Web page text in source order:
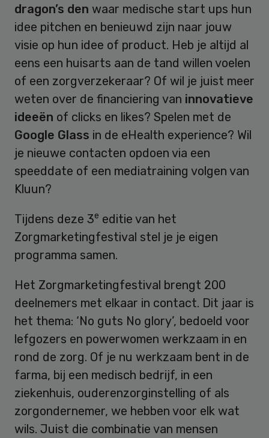
dragon’s den waar medische start ups hun
idee pitchen en benieuwd zijn naar jouw
visie op hun idee of product. Heb je altijd al
eens een huisarts aan de tand willen voelen
of een zorgverzekeraar? Of wil je juist meer
weten over de financiering van innovatieve
ideeën of clicks en likes? Spelen met de
Google Glass in de eHealth experience? Wil
je nieuwe contacten opdoen via een
speeddate of een mediatraining volgen van
Kluun?
Tijdens deze 3e editie van het
Zorgmarketingfestival stel je je eigen
programma samen.
Het Zorgmarketingfestival brengt 200
deelnemers met elkaar in contact. Dit jaar is
het thema: ‘No guts No glory’, bedoeld voor
lefgozers en powerwomen werkzaam in en
rond de zorg. Of je nu werkzaam bent in de
farma, bij een medisch bedrijf, in een
ziekenhuis, ouderenzorginstelling of als
zorgondernemer, we hebben voor elk wat
wils. Juist die combinatie van mensen